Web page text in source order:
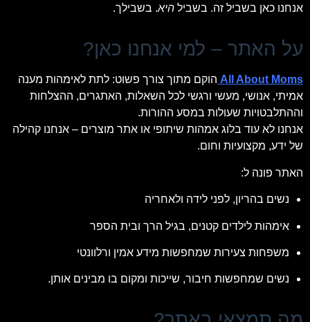
אנחנו כאן בשביל זה. בשביל היא. בשבילך.
על האתר – למי אנחנו כאן?
All About Moms הוקם מתוך צורך פשוט: לתת לאימהות מענה
אמיתי, אנושי, מעשי ורגשי לכל השאלות, האתגרים, ההצלחות
וההתלבטויות שעולות במסע ההורות.
אנחנו לא עוד בלוג אמהות שיתופי או אתר מוצרים – אנחנו קהילה
של ידע, מקצועיות וחום.
האתר פונה ל:
נשים בהריון, לפני לידה ולאחריה
אימהות לילדים קטנים, בגיל הרך ובית הספר
משפחות צעירות שמחפשות מידע אמין ורלוונטי
נשים שמחפשות חיבור, שייכות ומקום בו מבינים אותן.